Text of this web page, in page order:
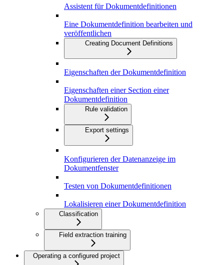
Assistent für Dokumentdefinitionen
Eine Dokumentdefinition bearbeiten und
veröffentlichen
Creating Document Definitions
Eigenschaften der Dokumentdefinition
Eigenschaften einer Section einer
Dokumentdefinition
Rule validation
Export settings
Konfigurieren der Datenanzeige im
Dokumentfenster
Testen von Dokumentdefinitionen
Lokalisieren einer Dokumentdefinition
Classification
Field extraction training
Operating a configured project